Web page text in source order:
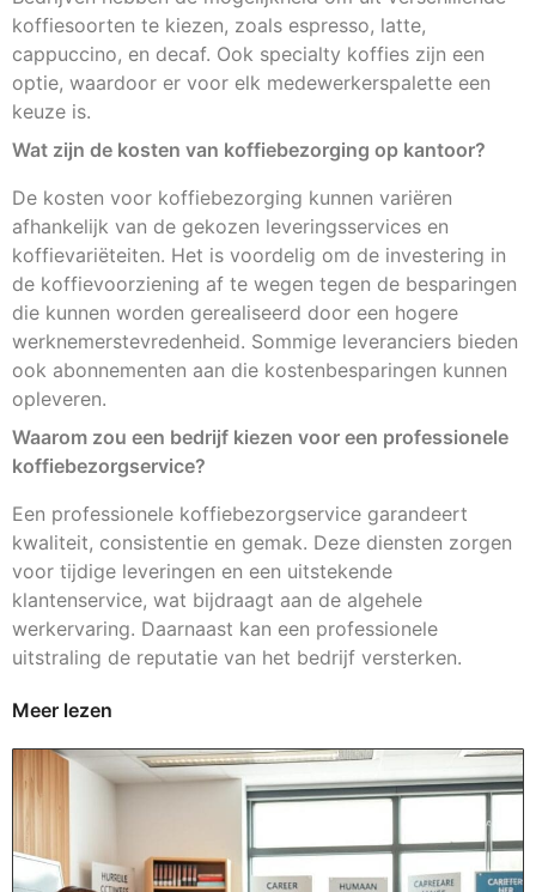
koffiesoorten te kiezen, zoals espresso, latte,
cappuccino, en decaf. Ook specialty koffies zijn een
optie, waardoor er voor elk medewerkerspalette een
keuze is.
Wat zijn de kosten van koffiebezorging op kantoor?
De kosten voor koffiebezorging kunnen variëren
afhankelijk van de gekozen leveringsservices en
koffievariëteiten. Het is voordelig om de investering in
de koffievoorziening af te wegen tegen de besparingen
die kunnen worden gerealiseerd door een hogere
werknemerstevredenheid. Sommige leveranciers bieden
ook abonnementen aan die kostenbesparingen kunnen
opleveren.
Waarom zou een bedrijf kiezen voor een professionele
koffiebezorgservice?
Een professionele koffiebezorgservice garandeert
kwaliteit, consistentie en gemak. Deze diensten zorgen
voor tijdige leveringen en een uitstekende
klantenservice, wat bijdraagt aan de algehele
werkervaring. Daarnaast kan een professionele
uitstraling de reputatie van het bedrijf versterken.
Meer lezen